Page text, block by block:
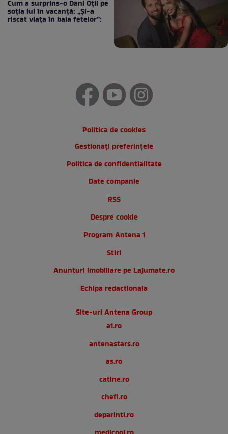
Cum a surprins-o Dani Oțil pe
soția lui în vacanță: „Și-a
riscat viața în baia fetelor”:
Politica de cookies
Gestionați preferințele
Politica de confidentialitate
Date companie
RSS
Despre cookie
Program Antena 1
Stiri
Anunturi imobiliare pe Lajumate.ro
Echipa redactionala
Site-uri Antena Group
a1.ro
antenastars.ro
as.ro
catine.ro
chefi.ro
deparinti.ro